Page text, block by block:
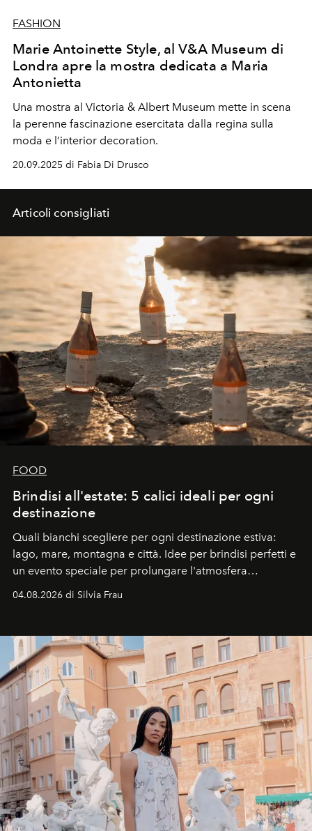
FASHION
Marie Antoinette Style, al V&A Museum di
Londra apre la mostra dedicata a Maria
Antonietta
Una mostra al Victoria & Albert Museum mette in scena
la perenne fascinazione esercitata dalla regina sulla
moda e l’interior decoration.
20.09.2025 di Fabia Di Drusco
Articoli consigliati
FOOD
Brindisi all'estate: 5 calici ideali per ogni
destinazione
Quali bianchi scegliere per ogni destinazione estiva:
lago, mare, montagna e città. Idee per brindisi perfetti e
un evento speciale per prolungare l'atmosfera
04.08.2026 di Silvia Frau